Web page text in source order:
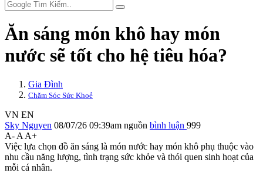
Ăn sáng món khô hay món
nước sẽ tốt cho hệ tiêu hóa?
Gia Đình
Chăm Sóc Sức Khoẻ
VN EN
Sky Nguyen 08/07/26 09:39am nguồn bình luận 999
A- A A+
Việc lựa chọn đồ ăn sáng là món nước hay món khô phụ thuộc vào
nhu cầu năng lượng, tình trạng sức khỏe và thói quen sinh hoạt của
mỗi cá nhân.